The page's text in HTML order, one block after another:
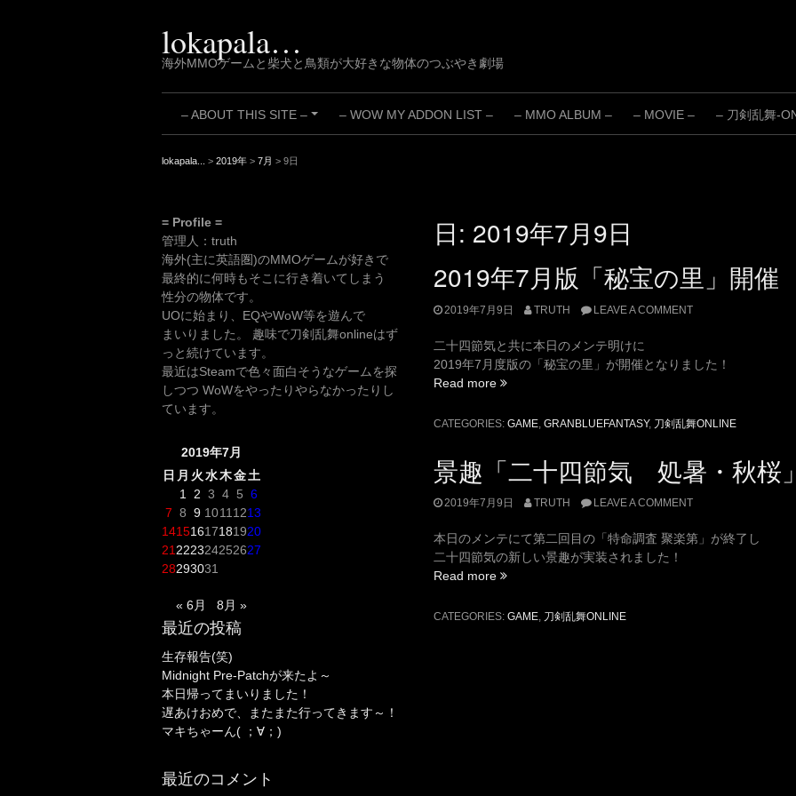
lokapala…
海外MMOゲームと柴犬と鳥類が大好きな物体のつぶやき劇場
+
– ABOUT THIS SITE – – WOW MY ADDON LIST – – MMO ALBUM – – MOVIE – – 刀剣乱舞-
lokapala... > 2019年 > 7月 > 9日
日: 2019年7月9日
2019年7月版「秘宝の里」開催
2019年7月9日 TRUTH LEAVE A COMMENT
二十四節気と共に本日のメンテ明けに
2019年7月度版の「秘宝の里」が開催となりました！
Read more “2019
7
の
里」
開
CATEGORIES: GAME GRANBLUEFANTASY, 刀剣乱舞ONLINE
景趣「二十四節気 処暑・秋桜
2019年7月9日 TRUTH LEAVE A COMMENT
本日のメンテにて第二回目の「特命調査 聚楽第」が終了し
二十四節気の新しい景趣が実装されました！
Read more “景
「二
CATEGORIES: GAME, 刀剣乱舞ONLINE
= Profile =
管理人：truth
海外(主に英語圏)のMMOゲームが好きで
最終的に何時もそこに行き着いてしまう
性分の物体です。
UOに始まり、EQやWoW等を遊んで
まいりました。 趣味で刀剣乱舞onlineはず
っと続けています。
最近はSteamで色々面白そうなゲームを探
しつつ WoWをやったりやらなかったりし
ています。
2019年7月
日 月 火水木金土
1
2 3 4 5 6
7 8 9 1011 1213
14151617181920
21 222324252627
28293031
« 6月 8月 »
最近の投稿
生存報告(笑)
Midnight Pre-Patchが来たよ～
本日帰ってまいりました！
遅あけおめで、またまた行ってきます～！
マキちゃーん( ；∀；)
最近のコメント